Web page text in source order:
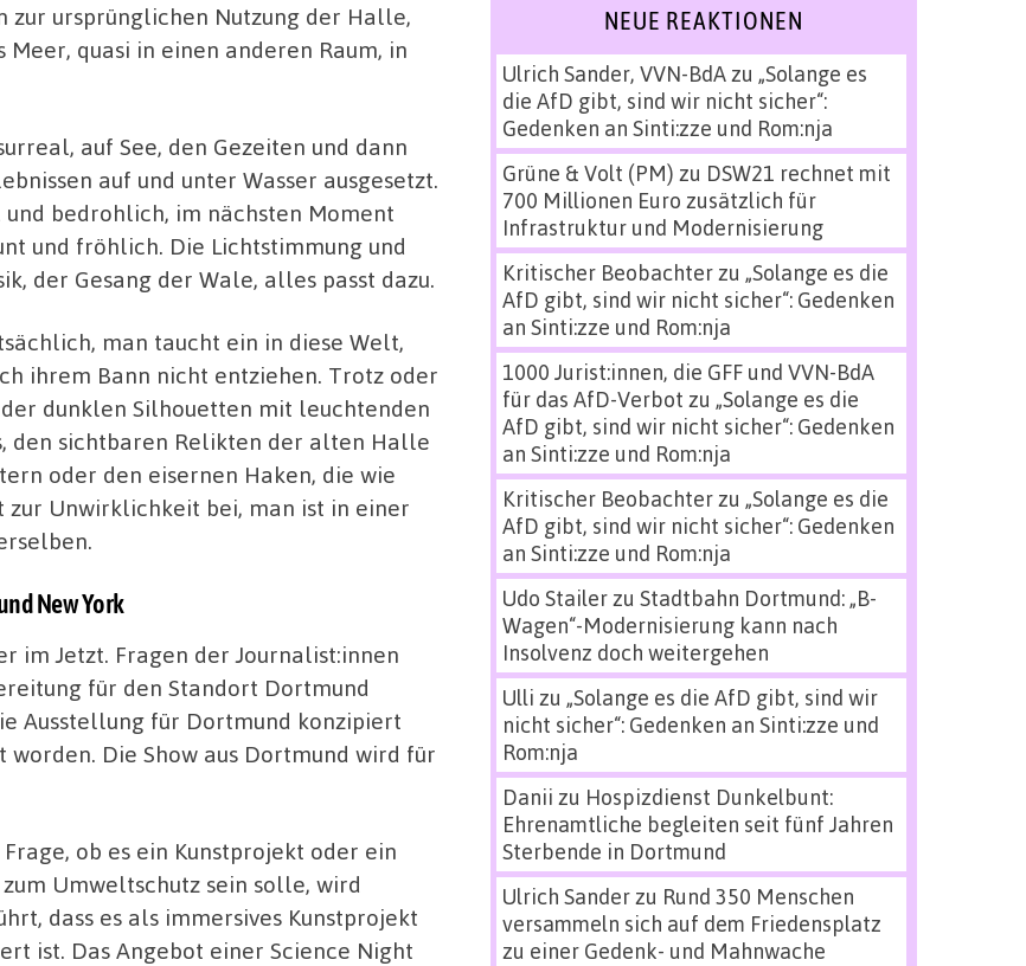
ursprünglichen Nutzung der Halle,
quasi in einen anderen Raum, in
auf See, den Gezeiten und dann
auf und unter Wasser ausgesetzt.
und bedrohlich, im nächsten Moment
und fröhlich. Die Lichtstimmung und
der Gesang der Wale, alles passt dazu.
man taucht ein in diese Welt,
ihrem Bann nicht entziehen. Trotz oder
dunklen Silhouetten mit leuchtenden
den sichtbaren Relikten der alten Halle
oder den eisernen Haken, die wie
Unwirklichkeit bei, man ist in einer
New York
im Jetzt. Fragen der Journalist:innen
für den Standort Dortmund
Ausstellung für Dortmund konzipiert
Die Show aus Dortmund wird für
ob es ein Kunstprojekt oder ein
Umweltschutz sein solle, wird
dass es als immersives Kunstprojekt
ist. Das Angebot einer Science Night
NEUE REAKTIONEN
Ulrich Sander, VVN-BdAzu „Solange es
die AfD gibt, sind wir nicht sicher“:
Gedenken an Sinti:zze und Rom:nja
Grüne & Volt (PM) zu DSW21 rechnet mit
700 Millionen Euro zusätzlich für
Infrastruktur und Modernisierung
Kritischer Beobachterzu „Solange es die
AfD gibt, sind wir nicht sicher“: Gedenken
an Sinti:zze und Rom:nja
1000 Jurist:innen, die GFF und VVN-BdA
für das AfD-Verbot zu „Solange es die
AfD gibt, sind wir nicht sicher“: Gedenken
an Sinti:zze und Rom:nja
Kritischer Beobachterzu „Solange es die
AfD gibt, sind wir nicht sicher“: Gedenken
an Sinti:zze und Rom:nja
Udo Stailerzu Stadtbahn Dortmund: „B-
Wagen“-Modernisierung kann nach
Insolvenz doch weitergehen
Ulli zu „Solange es die AfD gibt, sind wir
nicht sicher“: Gedenken an Sinti:zze und
Rom:nja
Danii zu Hospizdienst Dunkelbunt:
Ehrenamtliche begleiten seit fünf Jahren
Sterbende in Dortmund
Ulrich Sanderzu Rund 350 Menschen
versammeln sich auf dem Friedensplatz
zu einer Gedenk- und Mahnwache